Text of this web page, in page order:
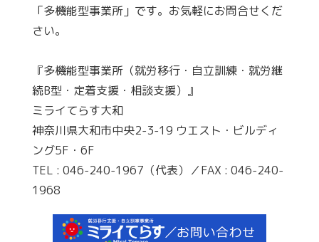
「多機能型事業所」です。お気軽にお問合せくだ
さい。
『多機能型事業所（就労移行・自立訓練・就労継
続B型・定着支援・相談支援）』
ミライてらす大和
神奈川県大和市中央2-3-19 ウエスト・ビルディ
ング5F・6F
TEL : 046-240-1967（代表）／FAX : 046-240-
1968